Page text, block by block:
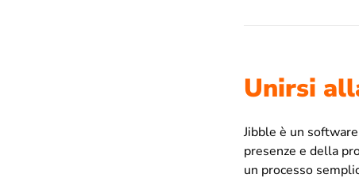
Unirsi
Jibble è un
presenze e della
un processo